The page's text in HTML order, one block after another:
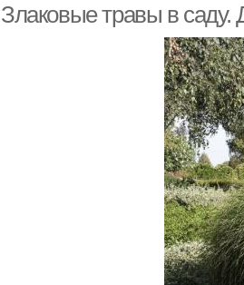
Злаковые травы в саду.